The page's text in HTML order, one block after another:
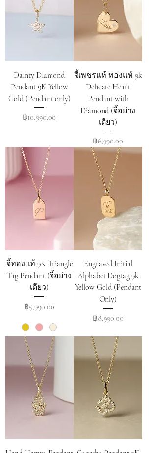
Dainty Diamond
Pendant 9K Yellow
Gold (Pendant only)
Price
฿10,990.00
จี้เพชรแท้ ทองแท้ 9k
Delicate Heart
Pendant with
Diamond (จี้อย่าง
เดียว)
Price
฿6,990.00
จี้ทองแท้ 9K Triangle
Tag Pendant (จี้อย่าง
เดียว)
Price
฿5,990.00
Engraved Initial
Alphabet Dogtag 9k
Yellow Gold (Pendant
Only)
Price
฿8,990.00